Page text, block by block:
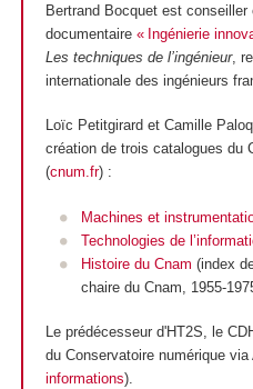
Bertrand Bocquet est conseiller
documentaire « Ingénierie
Les techniques de l’ingénieur,
internationale des ingénieurs
Loïc Petitgirard et Camille
création de trois catalogues du
(cnum.fr) :
Machines et
Technologies de
Histoire du Cnam (index
chaire du Cnam, 1955-
Le prédécesseur d'HT2S, le
du Conservatoire numérique via
informations).